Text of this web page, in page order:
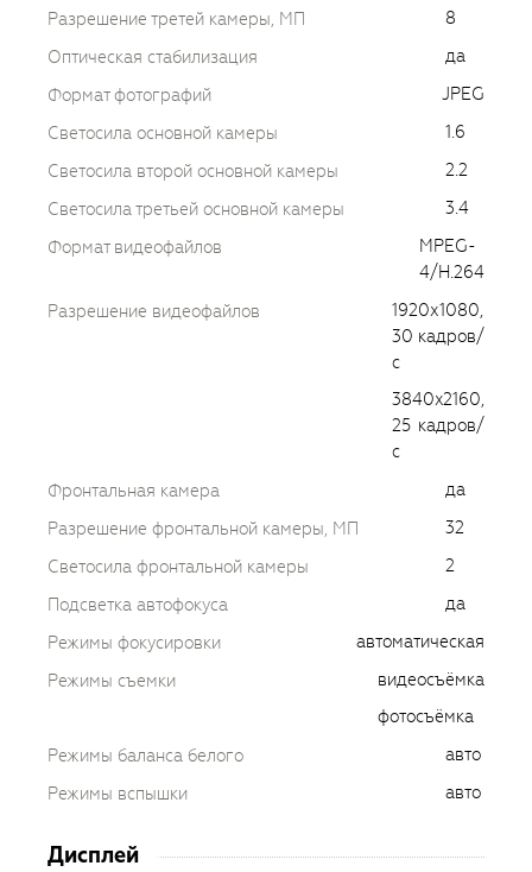
Разрешение третей камеры, МП
8
Оптическая стабилизация
да
Формат фотографий
JPEG
Светосила основной камеры
1.6
Светосила второй основной камеры
2.2
Светосила третьей основной камеры
3.4
Формат видеофайлов
MPEG-
4/H.264
Разрешение видеофайлов
1920х1080,
30 кадров/
с
3840x2160,
25 кадров/
с
Фронтальная камера
да
Разрешение фронтальной камеры, МП
32
Светосила фронтальной камеры
2
Подсветка автофокуса
да
Режимы фокусировки
автоматическая
Режимы съемки
видеосъёмка
фотосъёмка
Режимы баланса белого
авто
Режимы вспышки
авто
Дисплей